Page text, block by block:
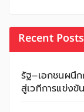
Recent Posts
รัฐ–เอกชนผนึ
สู่เวทีการแข่งขั